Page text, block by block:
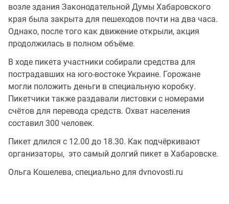
возле здания Законодательной Думы Хабаровского
края была закрыта для пешеходов почти на два часа.
Однако, после того как движение открыли, акция
продолжилась в полном объёме.
В ходе пикета участники собирали средства для
пострадавших на юго-востоке Украине. Горожане
могли положить деньги в специальную коробку.
Пикетчики также раздавали листовки с номерами
счётов для перевода средств. Охват населения
составил 300 человек.
Пикет длился с 12.00 до 18.30. Как подчёркивают
организаторы, это самый долгий пикет в Хабаровске.
Ольга Кошелева, специально для dvnovosti.ru